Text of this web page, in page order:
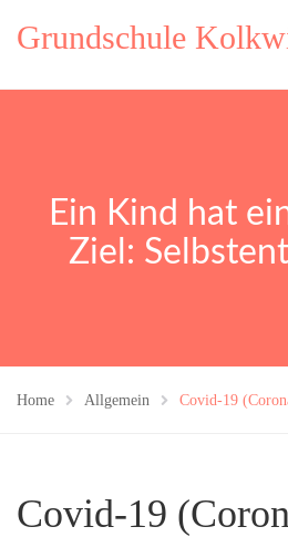
Grundschule
Ein Kind hat
Ziel:
Home Allgemein Covid-19
Covid-19